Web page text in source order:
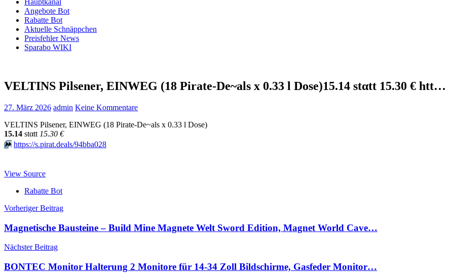
Hauptkanal
Angebote Bot
Rabatte Bot
Aktuelle Schnäppchen
Preisfehler News
Sparabo WIKI
VELTINS Pilsener, EINWEG (18 Pirate-De~als x 0.33 l Dose)15.14 stαtt 15.30 € htt…
27. März 2026 admin Keine Kommentare
VELTINS Pilsener, EINWEG (18 Pirate-De~als x 0.33 l Dose)
15.14 stαtt 15.30 €
⏩️ https://s.pirat.deals/94bba028
View Source
Rabatte Bot
Beitragsnavigation
Vorheriger Beitrag
Magnetische Bausteine – Build Mine Magnete Welt Sword Edition, Magnet World Cave…
Nächster Beitrag
BONTEC Monitor Halterung 2 Monitore für 14-34 Zoll Bildschirme, Gasfeder Monitor…